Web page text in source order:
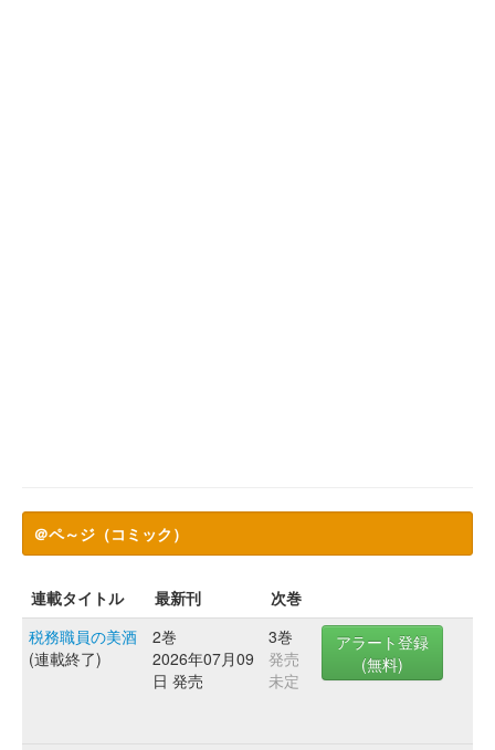
＠ペ～ジ（コミック）
連載タイトル 最新刊
次巻
税務職員の美酒
(連載終了)
2巻
2026年07月09
日 発売
3巻
発売
未定
アラート登録
(無料)